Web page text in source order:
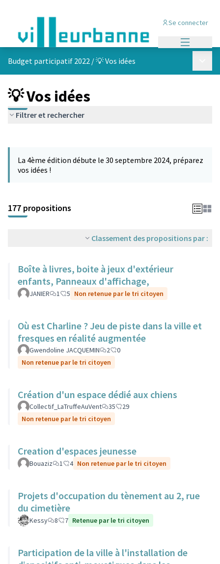
Se connecter
Budget participatif 2022 /💡 Vos idées
💡 Vos idées
Filtrer et rechercher
−
La 4ème édition débute le 30 septembre 2024, préparez
vos idées !
177 propositions
Classement des propositions par :
Boîte à livres, boite à jeux d'extérieur
enfants, Panneaux d'affichage,
JANIER 1 5 Non retenue par le tri citoyen
Où est Charline ? Jeu de piste dans la ville et
fresques en réalité augmentée
Gwendoline JACQUEMIN 2
0
Non retenue par le tri citoyen
Création d'un espace dédié aux chiens
Collectif_LaTruffeAuVent 35
29
Non retenue par le tri citoyen
Creation d'espaces jeunesse
Bouaziz 1 4 Non retenue par le tri citoyen
Projets d'occupation du tènement au 2, rue
du cimetière
Kessy 8 7 Retenue par le tri citoyen
Participation de la ville à l'installation de